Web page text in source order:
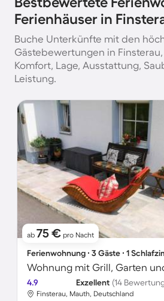
Ferienhäuser in
Buche Unterkünfte mit den
Gästebewertungen in
Komfort, Lage, Ausstattung,
Leistung.
ab 75 € pro Nacht
Ferienwohnung ∙ 3 Gäste ∙ 1
Wohnung mit Grill, Garten
4.9 Exzellent (14
Finsterau, Mauth, Deutschland